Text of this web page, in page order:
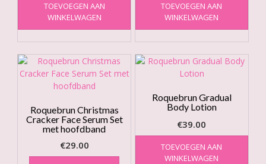
TOEVOEGEN AAN
WINKELWAGEN
TOEVOEGEN AAN
WINKELWAGEN
Roquebrun Christmas
Cracker Face Serum Set
met hoofdband
€29.00
Dit
Roquebrun Gradual
Body Lotion
€39.00
TOEVOEGEN AAN
WINKELWAGEN